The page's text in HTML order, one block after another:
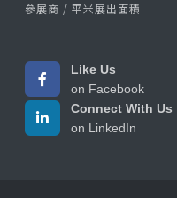
參展商 / 平米展出面積
Like Us
on Facebook
Connect With Us
on LinkedIn